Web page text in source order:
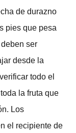
de durazno
pies que pesa
ser
desde la
todo el
la fruta que
Los
el recipiente de